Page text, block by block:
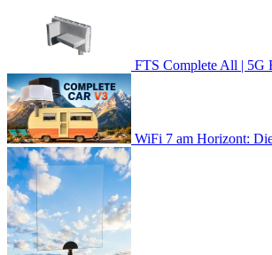
FTS Complete All | 5G
WiFi 7 am Horizont: